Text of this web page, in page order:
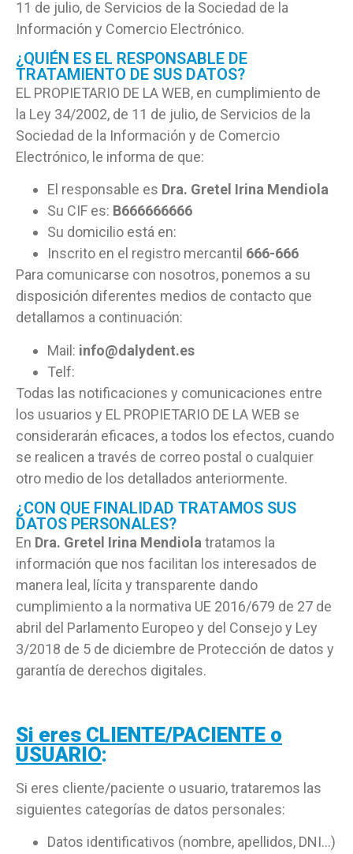
11 de julio, de Servicios de la Sociedad de la
Información y Comercio Electrónico.
¿QUIÉN ES EL RESPONSABLE DE
TRATAMIENTO DE SUS DATOS?
EL PROPIETARIO DE LA WEB, en cumplimiento de
la Ley 34/2002, de 11 de julio, de Servicios de la
Sociedad de la Información y de Comercio
Electrónico, le informa de que:
El responsable es Dra. Gretel Irina Mendiola
Su CIF es: B666666666
Su domicilio está en:
Inscrito en el registro mercantil 666-666
Para comunicarse con nosotros, ponemos a su
disposición diferentes medios de contacto que
detallamos a continuación:
Mail: info@dalydent.es
Telf:
Todas las notificaciones y comunicaciones entre
los usuarios y EL PROPIETARIO DE LA WEB se
considerarán eficaces, a todos los efectos, cuando
se realicen a través de correo postal o cualquier
otro medio de los detallados anteriormente.
¿CON QUE FINALIDAD TRATAMOS SUS
DATOS PERSONALES?
En Dra. Gretel Irina Mendiola tratamos la
información que nos facilitan los interesados de
manera leal, lícita y transparente dando
cumplimiento a la normativa UE 2016/679 de 27 de
abril del Parlamento Europeo y del Consejo y Ley
3/2018 de 5 de diciembre de Protección de datos y
garantía de derechos digitales.
Si eres CLIENTE/PACIENTE o
USUARIO:
Si eres cliente/paciente o usuario, trataremos las
siguientes categorías de datos personales:
Datos identificativos (nombre, apellidos, DNI…)